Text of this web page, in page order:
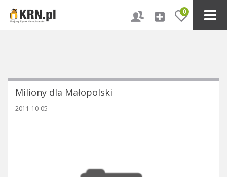
0
Miliony dla Małopolski
2011-10-05